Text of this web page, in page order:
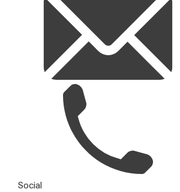
Social